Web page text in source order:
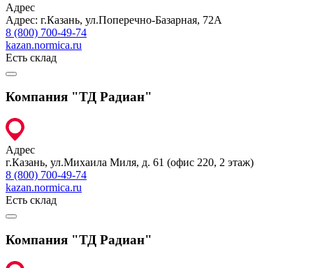
Адрес
Адрес: г.Казань, ул.Поперечно-Базарная, 72А
8 (800) 700-49-74
kazan.normica.ru
Есть склад
Компания "ТД Радиан"
Адрес
г.Казань, ул.Михаила Миля, д. 61 (офис 220, 2 этаж)
8 (800) 700-49-74
kazan.normica.ru
Есть склад
Компания "ТД Радиан"